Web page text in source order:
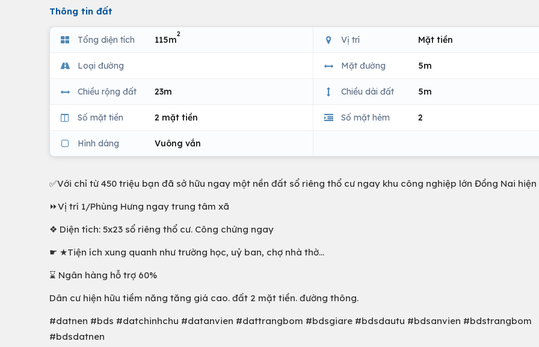
Thông tin đất
Tổng diện tích 115m
2
Vị trí Mặt tiền
Loại đường Mặt đường 5m
Chiều rộng đất 23m Chiều dài đất 5m
Số mặt tiền 2 mặt tiền Số mặt hẻm 2
Hình dáng Vuông vắn
✅Với chỉ từ 450 triệu bạn đã sở hữu ngay một nền đất sổ riêng thổ cư ngay khu công nghiệp lớn Đồng Nai
⏩Vị trí 1/Phùng Hưng ngay trung tâm xã
❖ Diện tích: 5x23 sổ riêng thổ cư. Công chứng ngay
☛ ★Tiện ích xung quanh như trường học, uỷ ban, chợ nhà thờ...
⌛ Ngân hàng hỗ trợ 60%
Dân cư hiện hữu tiềm năng tăng giá cao. đất 2 mặt tiền. đường thông.
#datnen #bds #datchinhchu #datanvien #dattrangbom #bdsgiare #bdsdautu #bdsanvien #bdstrangbom
#bdsdatnen